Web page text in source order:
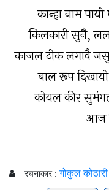
कान्हा नाम
किलकारी सुनै,
काजल टीक लगावै
बाल रूप
कोयल कीर
आज
रचनाकार : गोकुल कोठारी